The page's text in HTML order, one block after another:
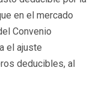
en el mercado
Convenio
el ajuste
deducibles, al